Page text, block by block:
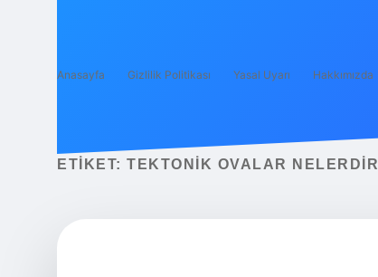
Anasayfa Gizlilik Politikası Yasal Uyarı Hakkımızda
ETIKET: TEKTONIK OVALAR NELERDIR